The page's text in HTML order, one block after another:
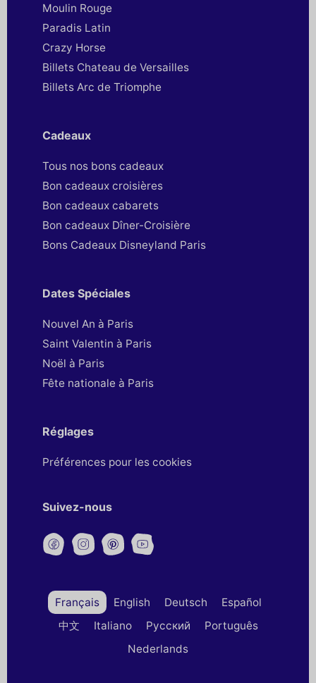
Moulin Rouge
Paradis Latin
Crazy Horse
Billets Chateau de Versailles
Billets Arc de Triomphe
Cadeaux
Tous nos bons cadeaux
Bon cadeaux croisières
Bon cadeaux cabarets
Bon cadeaux Dîner-Croisière
Bons Cadeaux Disneyland Paris
Dates Spéciales
Nouvel An à Paris
Saint Valentin à Paris
Noël à Paris
Fête nationale à Paris
Réglages
Préférences pour les cookies
Suivez-nous
Français English Deutsch
Español
中文
Italiano Русский
Português
Nederlands